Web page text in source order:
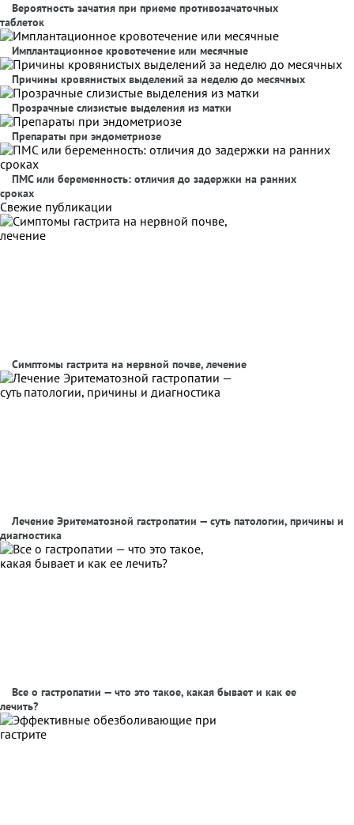
Вероятность зачатия при приеме противозачаточных
таблеток
Имплантационное кровотечение или месячные
Причины кровянистых выделений за неделю до месячных
Прозрачные слизистые выделения из матки
Препараты при эндометриозе
ПМС или беременность: отличия до задержки на ранних
сроках
Свежие публикации
Симптомы гастрита на нервной почве, лечение
Лечение Эритематозной гастропатии — суть патологии, причины и
диагностика
Все о гастропатии — что это такое, какая бывает и как ее
лечить?